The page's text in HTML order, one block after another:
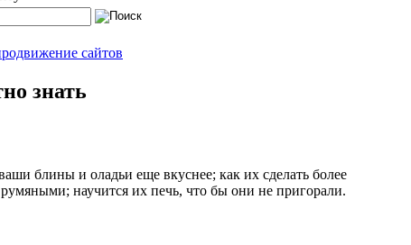
знать
блины и оладьи еще вкуснее; как их сделать более
научится их печь, что бы они не пригорали.